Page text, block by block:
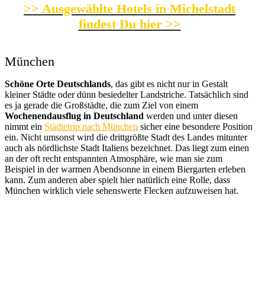
>> Ausgewählte Hotels in Michelstadt
findest Du hier >>
München
Schöne Orte Deutschlands, das gibt es nicht nur in Gestalt
kleiner Städte oder dünn besiedelter Landstriche. Tatsächlich sind
es ja gerade die Großstädte, die zum Ziel von einem
Wochenendausflug in Deutschland werden und unter diesen
nimmt ein Städtetrip nach München sicher eine besondere Position
ein. Nicht umsonst wird die drittgrößte Stadt des Landes mitunter
auch als nördlichste Stadt Italiens bezeichnet. Das liegt zum einen
an der oft recht entspannten Atmosphäre, wie man sie zum
Beispiel in der warmen Abendsonne in einem Biergarten erleben
kann. Zum anderen aber spielt hier natürlich eine Rolle, dass
München wirklich viele sehenswerte Flecken aufzuweisen hat.